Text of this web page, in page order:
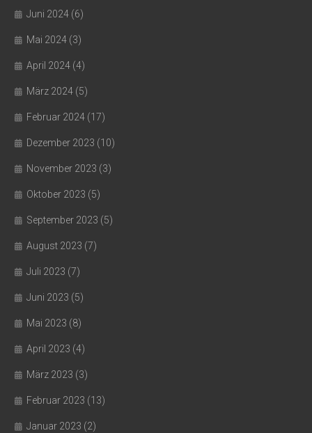
Juni 2024 (6)
Mai 2024 (3)
April 2024 (4)
März 2024 (5)
Februar 2024 (17)
Dezember 2023 (10)
November 2023 (3)
Oktober 2023 (5)
September 2023 (5)
August 2023 (7)
Juli 2023 (7)
Juni 2023 (5)
Mai 2023 (8)
April 2023 (4)
März 2023 (3)
Februar 2023 (13)
Januar 2023 (2)